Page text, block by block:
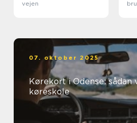
vejen
07. oktober 2025
Kørekort i Odense:
køreskole